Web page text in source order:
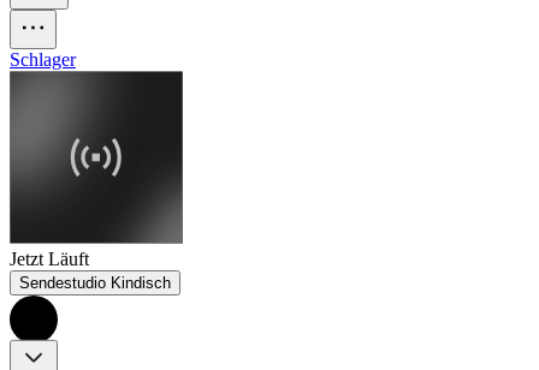
Schlager
Jetzt Läuft
Sendestudio Kindisch